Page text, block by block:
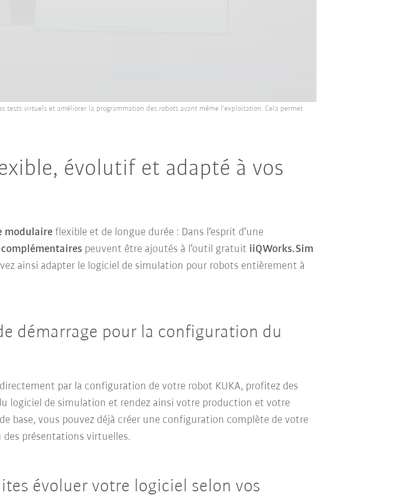
virtuels et améliorer la programmation des robots avant même l’exploitation. Cela permet
évolutif et adapté à vos
modulaireflexible et de longue durée : Dans l’esprit d’une
peuvent être ajoutés à l’outil gratuit iiQWorks.Sim
ainsi adapter le logiciel de simulation pour robots entièrement à
démarrage pour la configuration du
par la configuration de votre robot KUKA, profitez des
logiciel de simulation et rendez ainsi votre production et votre
base, vous pouvez déjà créer une configuration complète de votre
des présentations virtuelles.
évoluer votre logiciel selon vos